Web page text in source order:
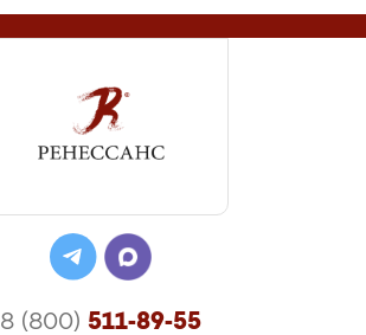
8 (800) 511-89-55